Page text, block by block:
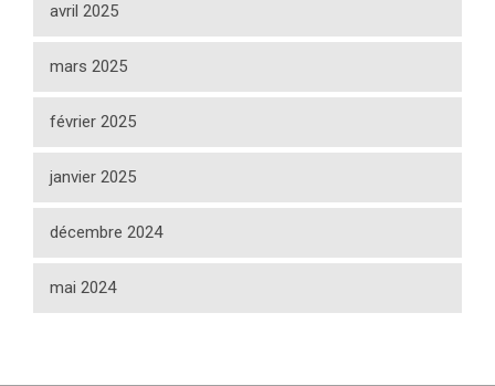
avril 2025
mars 2025
février 2025
janvier 2025
décembre 2024
mai 2024